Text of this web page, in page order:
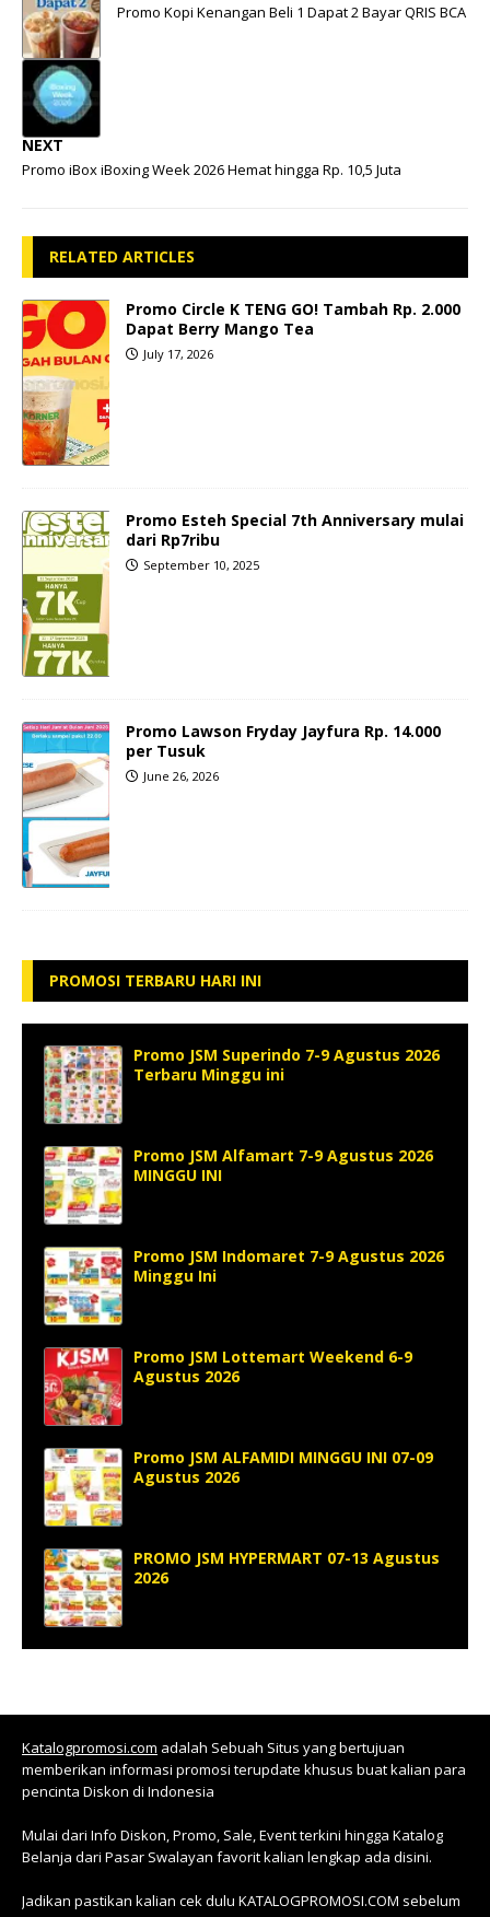
Promo Kopi Kenangan Beli 1 Dapat 2 Bayar QRIS BCA
NEXT
Promo iBox iBoxing Week 2026 Hemat hingga Rp. 10,5 Juta
RELATED ARTICLES
Promo Circle K TENG GO! Tambah Rp. 2.000
Dapat Berry Mango Tea
July 17, 2026
Promo Esteh Special 7th Anniversary mulai
dari Rp7ribu
September 10, 2025
Promo Lawson Fryday Jayfura Rp. 14.000
per Tusuk
June 26, 2026
PROMOSI TERBARU HARI INI
Promo JSM Superindo 7-9 Agustus 2026
Terbaru Minggu ini
Promo JSM Alfamart 7-9 Agustus 2026
MINGGU INI
Promo JSM Indomaret 7-9 Agustus 2026
Minggu Ini
Promo JSM Lottemart Weekend 6-9
Agustus 2026
Promo JSM ALFAMIDI MINGGU INI 07-09
Agustus 2026
PROMO JSM HYPERMART 07-13 Agustus
2026
Katalogpromosi.com adalah Sebuah Situs yang bertujuan
memberikan informasi promosi terupdate khusus buat kalian para
pencinta Diskon di Indonesia
Mulai dari Info Diskon, Promo, Sale, Event terkini hingga Katalog
Belanja dari Pasar Swalayan favorit kalian lengkap ada disini.
Jadikan pastikan kalian cek dulu KATALOGPROMOSI.COM sebelum